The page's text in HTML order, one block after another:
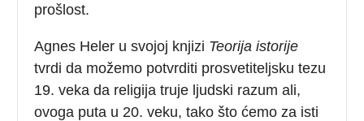
prošlost.
Agnes Heler u svojoj knjizi Teorija istorije
tvrdi da možemo potvrditi prosvetiteljsku tezu
19. veka da religija truje ljudski razum ali,
ovoga puta u 20. veku, tako što ćemo za isti